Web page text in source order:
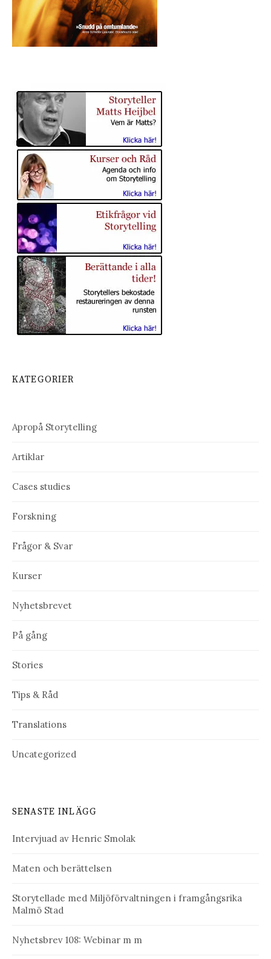
KATEGORIER
Apropå Storytelling
Artiklar
Cases studies
Forskning
Frågor & Svar
Kurser
Nyhetsbrevet
På gång
Stories
Tips & Råd
Translations
Uncategorized
SENASTE INLÄGG
Intervjuad av Henric Smolak
Maten och berättelsen
Storytellade med Miljöförvaltningen i framgångsrika
Malmö Stad
Nyhetsbrev 108: Webinar m m